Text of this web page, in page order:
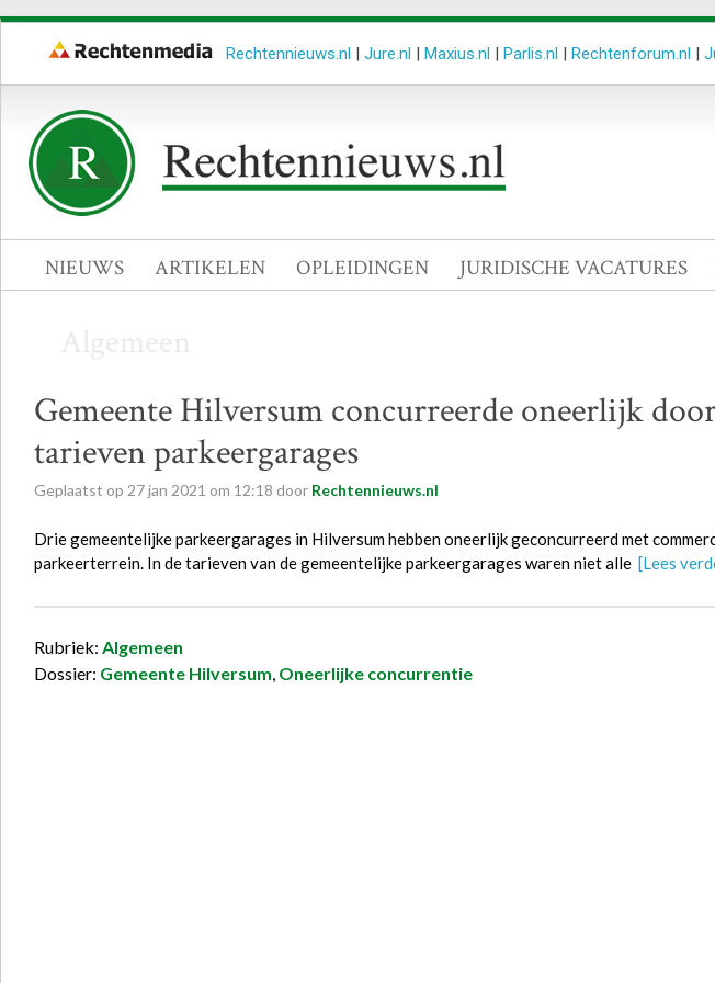
Rechtennieuws.nl | Jure.nl | Maxius.nl | Parlis.nl | Rechtenforum.nl |
NIEUWS ARTIKELEN OPLEIDINGEN JURIDISCHE VACATURES
Gemeente Hilversum concurreerde oneerlijk
tarieven parkeergarages
Geplaatst op 27jan 2021 om 12:18 door Rechtennieuws.nl
Drie gemeentelijke parkeergarages in Hilversum hebben oneerlijk geconcurreerd met
parkeerterrein. In de tarieven van de gemeentelijke parkeergarages waren niet alle [Lees
Rubriek: Algemeen
Dossier: Gemeente Hilversum, Oneerlijke concurrentie